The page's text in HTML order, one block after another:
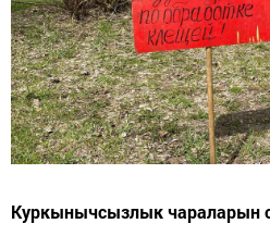
Куркынычсызлык чараларын